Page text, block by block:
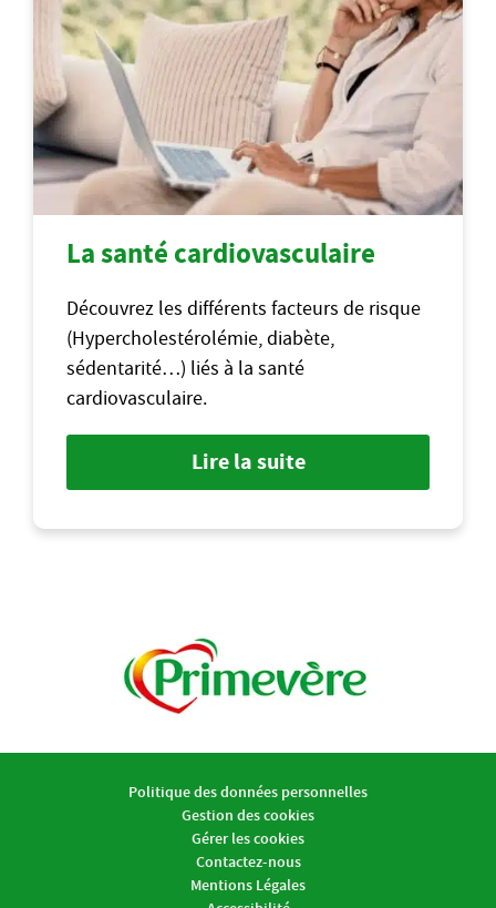
La santé cardiovasculaire
Découvrez les différents facteurs de risque
(Hypercholestérolémie, diabète,
sédentarité…) liés à la santé
cardiovasculaire.
Lire la suite
Politique des données personnelles
Gestion des cookies
Gérer les cookies
Contactez-nous
Mentions Légales